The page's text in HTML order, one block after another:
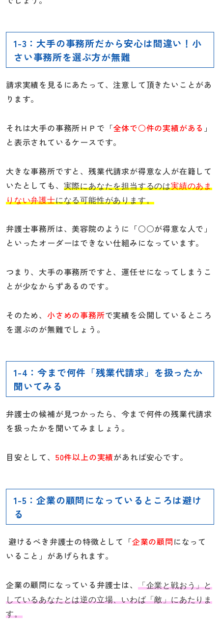
1-3：大手の事務所だから安心は間違い！小
さい事務所を選ぶ方が無難
請求実績を見るにあたって、注意して頂きたいことがあ
ります。
それは大手の事務所ＨＰで「全体で○件の実績がある 」
と表示されているケースです。
大きな事務所ですと、残業代請求が得意な人が在籍して
いたとしても、
実際にあなたを担当するのは実績のあま
りない弁護士になる可能性があります。
弁護士事務所は、美容院のように「○○が得意な人で」
といったオーダーはできない仕組みになっています。
つまり、大手の事務所ですと、運任せになってしまうこ
とが少なからずあるのです。
そのため、 小さめの事務所で実績を公開しているところ
を選ぶのが無難でしょう。
1-4：今まで何件「残業代請求」を扱ったか
聞いてみる
弁護士の候補が見つかったら、今まで何件の残業代請求
を扱ったかを聞いてみましょう。
目安として、 50件以上の実績があれば安心です。
1-5：企業の顧問になっているところは避け
る
避けるべき弁護士の特徴として「企業の顧問になって
いること」があげられます。
企業の顧問になっている弁護士は、
「企業と戦おう」と
しているあなたとは逆の立場、いわば「敵」にあたりま
す。